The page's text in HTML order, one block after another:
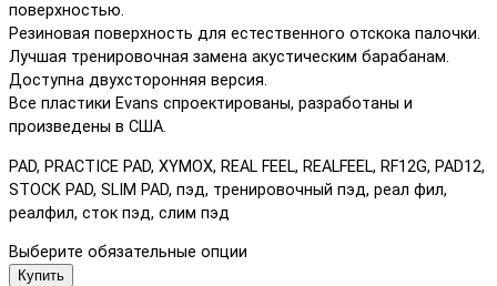
поверхностью.
Резиновая поверхность для естественного отскока палочки.
Лучшая тренировочная замена акустическим барабанам.
Доступна двухсторонняя версия.
Все пластики Evans спроектированы, разработаны и
произведены в США.
PAD, PRACTICE PAD, XYMOX, REAL FEEL, REALFEEL, RF12G, PAD12,
STOCK PAD, SLIM PAD, пэд, тренировочный пэд, реал фил,
реалфил, сток пэд, слим пэд
Выберите обязательные опции
Купить